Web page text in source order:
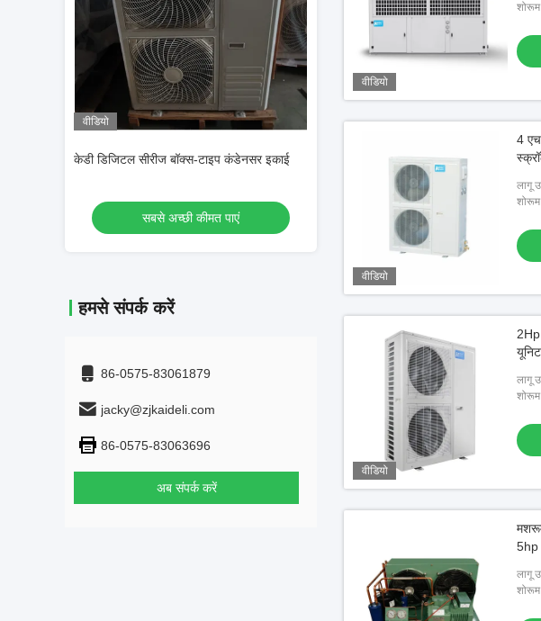
सुपरमार्केट और सुविधा स्टोर के लिए शीत कक्ष संघनक
सबसे अच्छी कीमत पाएं
KL-B श्रृंखला बॉक्स प्रकार की संघनक इकाई
सबसे अच्छी कीमत पाएं
हमसे संपर्क करें
86-0575-83061879
jacky@zjkaideli.com
86-0575-83063696
अब संपर्क करें
वीडियो
शोरूम
वीडियो
4
लागू
शोरूम
वीडियो
लागू
शोरूम
5hp
लागू
शोरूम